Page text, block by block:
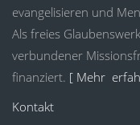
evangelisieren und
Als freies
verbundener
finanziert. [ Mehr
Kontakt